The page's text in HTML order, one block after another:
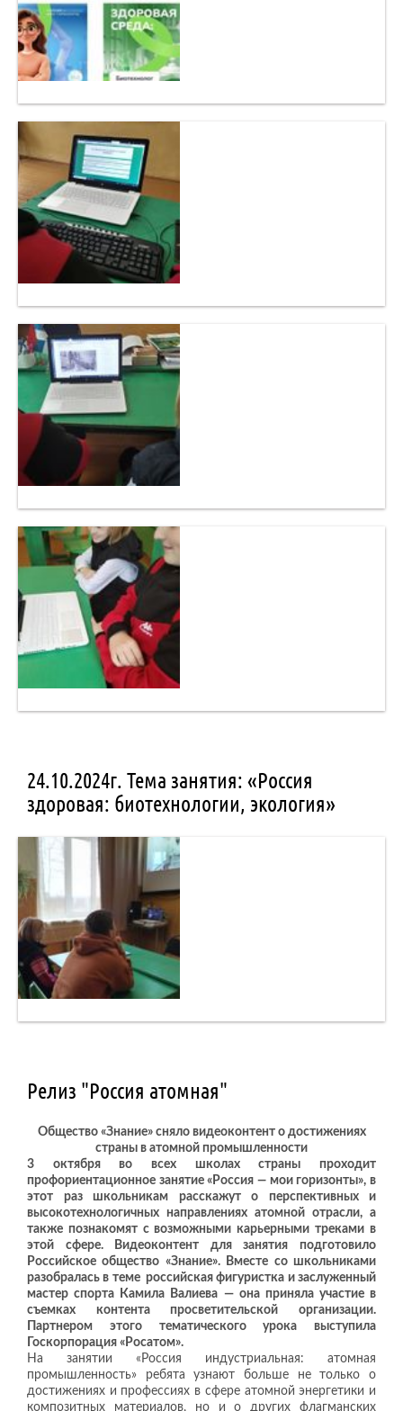
24.10.2024г. Тема занятия: «Россия
здоровая: биотехнологии, экология»
Релиз "Россия атомная"
Общество «Знание» сняло видеоконтент о достижениях
страны в атомной промышленности
3 октября во всех школах страны проходит
профориентационное занятие «Россия — мои горизонты», в
этот раз школьникам расскажут о перспективных и
высокотехнологичных направлениях атомной отрасли, а
также познакомят с возможными карьерными треками в
этой сфере. Видеоконтент для занятия подготовило
Российское общество «Знание». Вместе со школьниками
разобралась в теме российская фигуристка и заслуженный
мастер спорта Камила Валиева — она приняла участие в
съемках контента просветительской организации.
Партнером этого тематического урока выступила
Госкорпорация «Росатом».
На занятии «Россия индустриальная: атомная
промышленность» ребята узнают больше не только о
достижениях и профессиях в сфере атомной энергетики и
композитных материалов, но и о других флагманских